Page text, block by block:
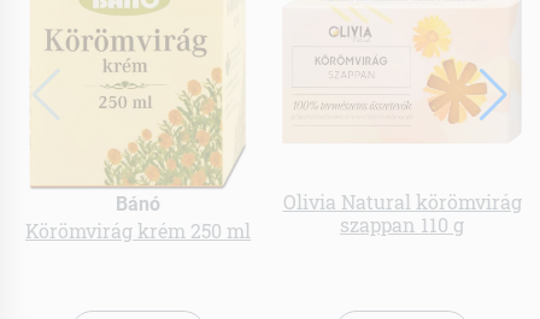
Bánó
Körömvirág krém 250 ml
Olivia Natural körömvirág
szappan 110 g